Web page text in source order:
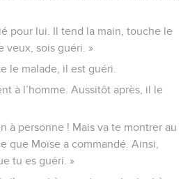
pour lui. Il tend la main, touche le
veux, sois guéri. »
le malade, il est guéri.
à l’homme. Aussitôt après, il le
à personne ! Mais va te montrer au
que Moïse a commandé. Ainsi,
tu es guéri. »